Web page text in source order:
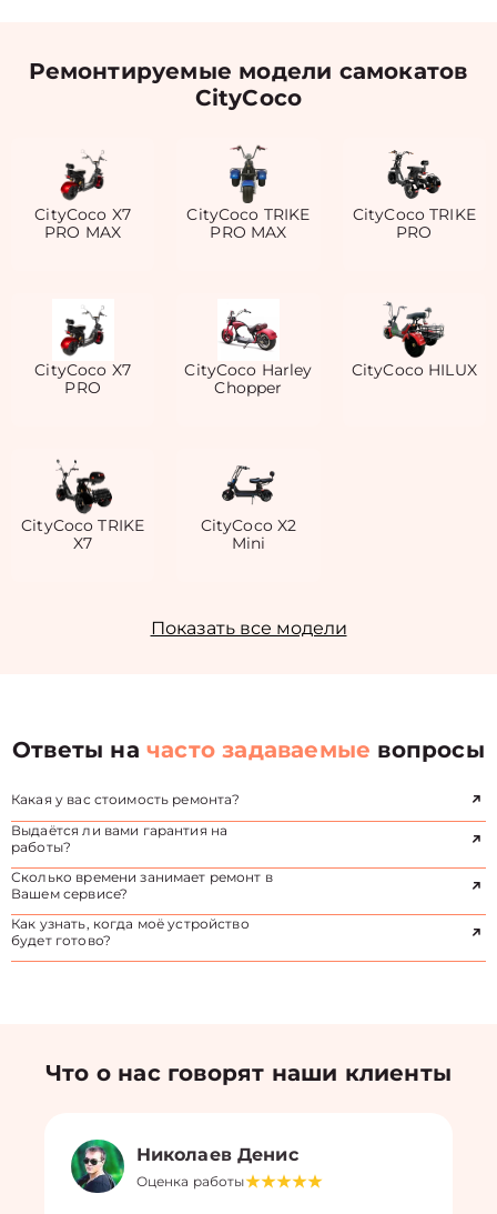
Ремонтируемые модели самокатов
CityCoco
CityCoco X7
PRO MAX
CityCoco TRIKE
PRO MAX
CityCoco TRIKE
PRO
CityCoco X7
PRO
CityCoco Harley
Chopper
CityCoco HILUX
CityCoco TRIKE
X7
CityCoco X2
Mini
Показать все модели
Ответы начасто задаваемые вопросы
Какая у вас стоимость ремонта?
Выдаётся ли вами гарантия на
работы?
Сколько времени занимает ремонт в
Вашем сервисе?
Как узнать, когда моё устройство
будет готово?
Что о нас говорят наши клиенты
Николаев Денис
Оценка работы